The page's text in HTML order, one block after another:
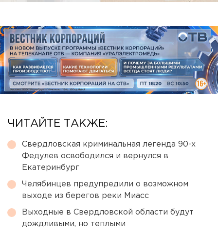
ЧИТАЙТЕ ТАКЖЕ:
Свердловская криминальная легенда 90-х
Федулев освободился и вернулся в
Екатеринбург
Челябинцев предупредили о возможном
выходе из берегов реки Миасс
Выходные в Свердловской области будут
дождливыми, но теплыми